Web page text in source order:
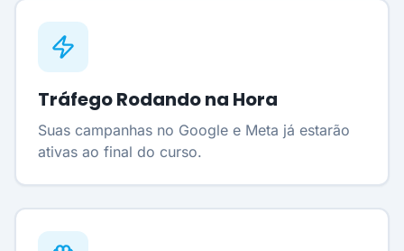
Tráfego Rodando na Hora
Suas campanhas no Google e Meta já estarão
ativas ao final do curso.